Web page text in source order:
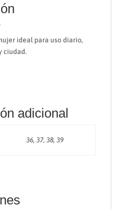
ideal para uso diario,
ciudad.
adicional
36, 37, 38, 39